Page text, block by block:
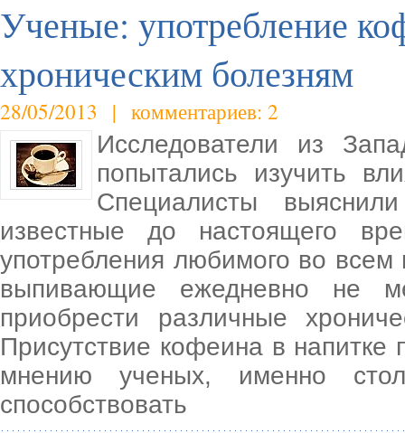
Ученые: употребление
хроническим болезням
28/05/2013 | комментариев: 2
Исследователи из
попытались изучить
Специалисты
известные до настоящего
употребления любимого во
выпивающие ежедневно не
приобрести различные
Присутствие кофеина в напитке
мнению ученых, именно
способствовать